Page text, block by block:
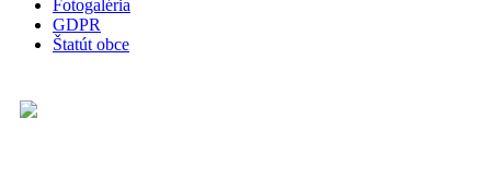
Fotogaléria
GDPR
Štatút obce